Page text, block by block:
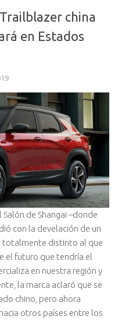
china
en Estados
de Shangai –donde
con la develación de un
totalmente distinto al que
el futuro que tendría el
en nuestra región y
la marca aclaró que se
chino, pero ahora
otros países entre los